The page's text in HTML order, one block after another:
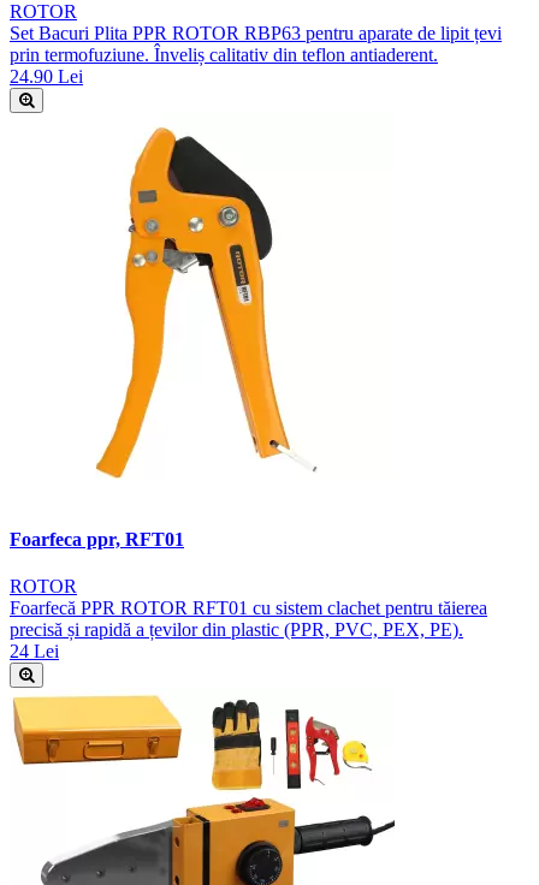
ROTOR
Set Bacuri Plita PPR ROTOR RBP63 pentru aparate de lipit țevi
prin termofuziune. Înveliș calitativ din teflon antiaderent.
24.90 Lei
Foarfeca ppr, RFT01
ROTOR
Foarfecă PPR ROTOR RFT01 cu sistem clachet pentru tăierea
precisă și rapidă a țevilor din plastic (PPR, PVC, PEX, PE).
24 Lei